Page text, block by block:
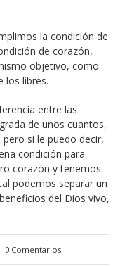
la condición de
de corazón,
objetivo, como
los libres.
entre las
de unos cuantos,
si le puedo decir,
condición para
corazón y tenemos
podemos separar un
del Dios vivo,
0 Comentarios